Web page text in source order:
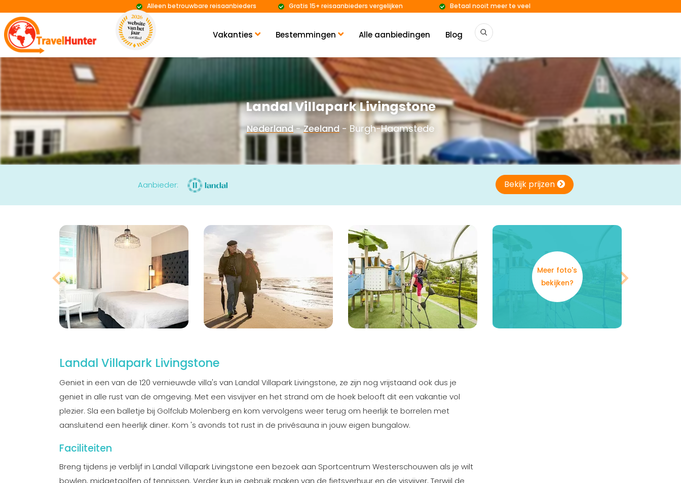
Vakanties Bestemmingen Alle aanbiedingen Blog
Alleen betrouwbare reisaanbieders Gratis 15+ reisaanbieders vergelijken Betaal nooit meer te veel
Landal Villapark Livingstone
Nederland-Zeeland - Burgh-Haamstede
Aanbieder: Bekijk prijzen
Meer foto's
bekijken?
Landal Villapark Livingstone
Geniet in een van de 120 vernieuwde villa's van Landal Villapark Livingstone, ze zijn nog vrijstaand ook dus je
geniet in alle rust van de omgeving. Met een visvijver en het strand om de hoek belooft dit een vakantie vol
plezier. Sla een balletje bij Golfclub Molenberg en kom vervolgens weer terug om heerlijk te borrelen met
aansluitend een heerlijk diner. Kom 's avonds tot rust in de privésauna in jouw eigen bungalow.
Faciliteiten
Breng tijdens je verblijf in Landal Villapark Livingstone een bezoek aan Sportcentrum Westerschouwen als je wilt
bowlen, midgetgolfen of tennissen. Verder kun je gebruik maken van de fietsverhuur en de visvijver. Terwijl de